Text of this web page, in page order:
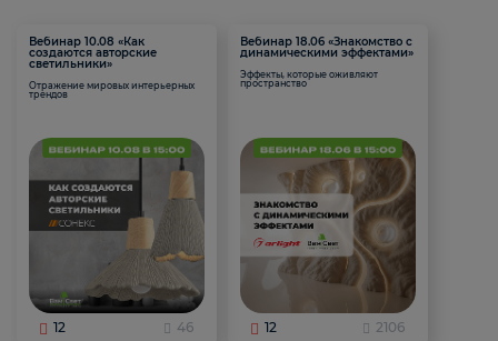
Вебинар 10.08 «Как
создаются авторские
светильники»
Отражение мировых интерьерных
трендов
12 46
Вебинар 18.06 «Знакомство с
динамическими эффектами»
Эффекты, которые оживляют
пространство
12 2106